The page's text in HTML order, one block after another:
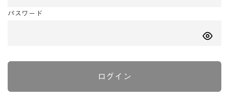
パスワード
ログイン